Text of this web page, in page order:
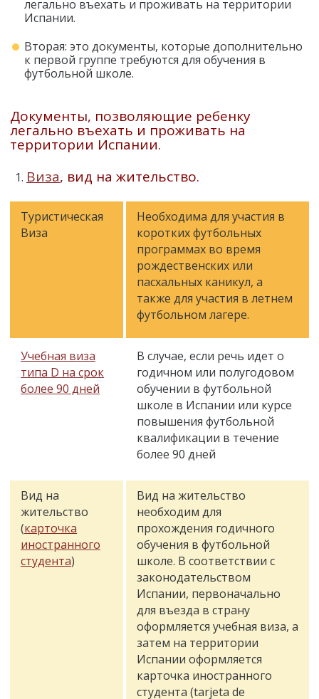
легально въехать и проживать на территории
Испании.
Вторая: это документы, которые дополнительно
к первой группе требуются для обучения в
футбольной школе.
Документы, позволяющие ребенку
легально въехать и проживать на
территории Испании.
Виза, вид на жительство.
Туристическая
Виза
Необходима для участия в
коротких футбольных
программах во время
рождественских или
пасхальных каникул, а
также для участия в летнем
футбольном лагере.
Учебная виза
типа D на срок
более 90 дней
В случае, если речь идет о
годичном или полугодовом
обучении в футбольной
школе в Испании или курсе
повышения футбольной
квалификации в течение
более 90 дней
Вид на
жительство
(карточка
иностранного
студента)
Вид на жительство
необходим для
прохождения годичного
обучения в футбольной
школе. В соответствии с
законодательством
Испании, первоначально
для въезда в страну
оформляется учебная виза, а
затем на территории
Испании оформляется
карточка иностранного
студента (tarjeta de